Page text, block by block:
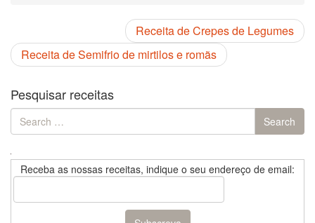
Receita de Crepes de Legumes
Receita de Semifrio de mirtilos e romãs
Pesquisar receitas
Search
for:
Search
Receba as nossas receitas, indique o seu endereço de email: